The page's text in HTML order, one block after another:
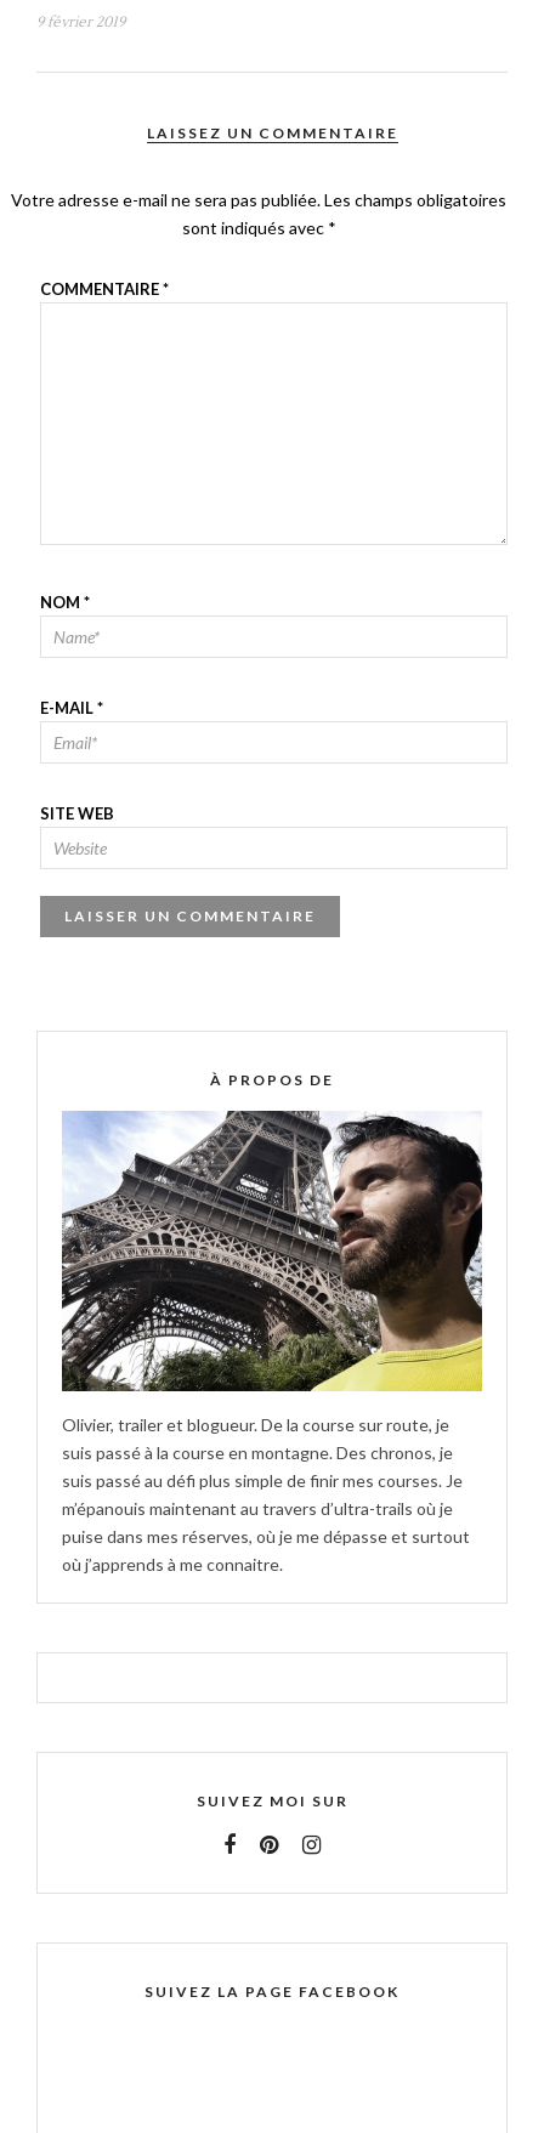
9 février 2019
LAISSEZ UN COMMENTAIRE
Votre adresse e-mail ne sera pas publiée.Les champs obligatoires
sont indiqués avec *
COMMENTAIRE*
NOM *
E-MAIL*
SITE WEB
À PROPOS DE
Olivier, trailer et blogueur. De la course sur route, je
suis passé à la course en montagne. Des chronos, je
suis passé au défi plus simple de finir mes courses. Je
m’épanouis maintenant au travers d’ultra-trails où je
puise dans mes réserves, où je me dépasse et surtout
où j’apprends à me connaitre.
SUIVEZ MOI SUR
SUIVEZ LA PAGE FACEBOOK